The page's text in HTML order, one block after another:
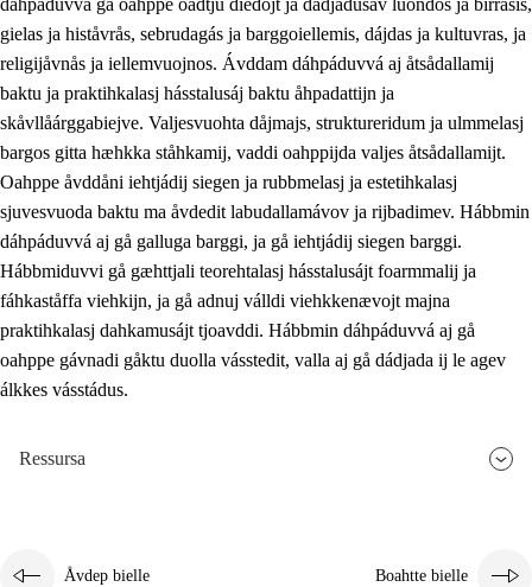
Doaresfágalasj tiemá
dáhpáduvvá gå oahppe oadtju diedojt ja dádjadusáv luondos ja birrasis,
gielas ja histåvrås, sebrudagás ja barggoiellemis, dájdas ja kultuvras, ja
religijåvnås ja iellemvuojnos. Ávddam dáhpáduvvá aj åtsådallamij
baktu ja praktihkalasj hásstalusáj baktu åhpadattijn ja
skåvllåárggabiejve. Valjesvuohta dåjmajs, struktureridum ja ulmmelasj
bargos gitta hæhkka ståhkamij, vaddi oahppijda valjes åtsådallamijt.
Oahppe åvddåni iehtjádij siegen ja rubbmelasj ja estetihkalasj
sjuvesvuoda baktu ma åvdedit labudallamávov ja rijbadimev. Hábbmin
dáhpáduvvá aj gå galluga barggi, ja gå iehtjádij siegen barggi.
Hábbmiduvvi gå gæhttjali teorehtalasj hásstalusájt foarmmalij ja
fáhkaståffa viehkijn, ja gå adnuj válldi viehkkenævojt majna
praktihkalasj dahkamusájt tjoavddi. Hábbmin dáhpáduvvá aj gå
oahppe gávnadi gåktu duolla vásstedit, valla aj gå dádjada ij le agev
álkkes vásstádus.
Ressursa
Åvdep bielle Boahtte bielle